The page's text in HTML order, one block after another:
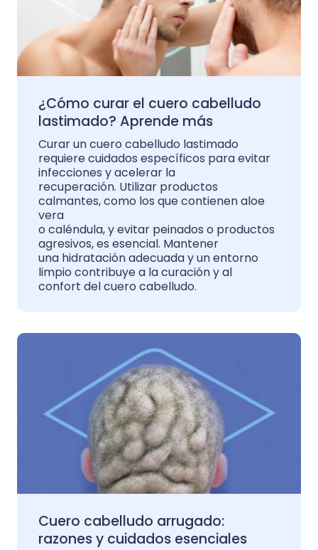
¿Cómo curar el cuero cabelludo
lastimado? Aprende más
Curar un cuero cabelludo lastimado
requiere cuidados específicos para evitar
infecciones y acelerar la
recuperación. Utilizar productos
calmantes, como los que contienen aloe
vera
o caléndula, y evitar peinados o productos
agresivos, es esencial. Mantener
una hidratación adecuada y un entorno
limpio contribuye a la curación y al
confort del cuero cabelludo.
Cuero cabelludo arrugado:
razones y cuidados esenciales